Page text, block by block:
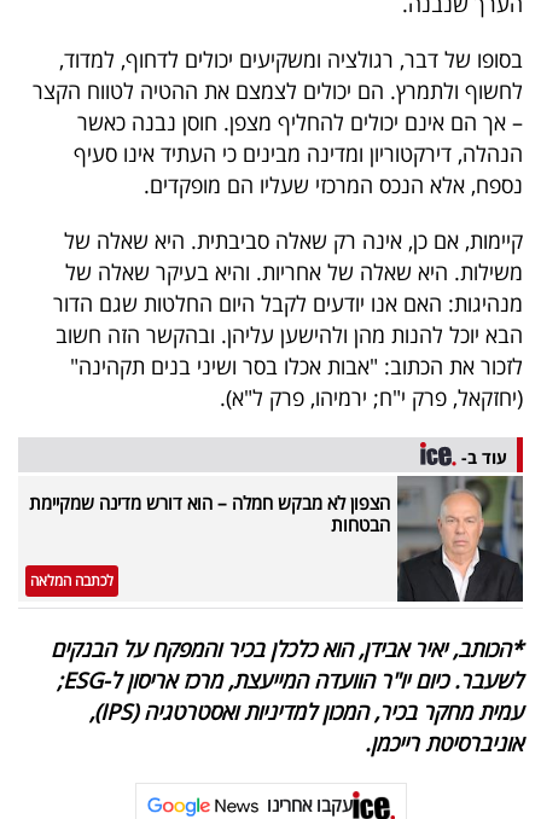
בסופו של דבר, רגולציה ומשקיעים יכולים לדחוף, למדוד,
לחשוף ולתמרץ. הם יכולים לצמצם את ההטיה לטווח הקצר
– אך הם אינם יכולים להחליף מצפן. חוסן נבנה כאשר
הנהלה, דירקטוריון ומדינה מבינים כי העתיד אינו סעיף
נספח, אלא הנכס המרכזי שעליו הם מופקדים.
קיימות, אם כן, אינה רק שאלה סביבתית. היא שאלה של
משילות. היא שאלה של אחריות. והיא בעיקר שאלה של
מנהיגות: האם אנו יודעים לקבל היום החלטות שגם הדור
הבא יוכל להנות מהן ולהישען עליהן. ובהקשר הזה חשוב
לזכור את הכתוב: "אבות אכלו בסר ושיני בנים תקהינה"
(יחזקאל, פרק י"ח; ירמיהו, פרק ל"א).
עוד ב-
הצפון לא מבקש חמלה – הוא דורש מדינה שמקיימת
הבטחות
לכתבה המלאה
*הכותב, יאיר אבידן, הוא כלכלן בכיר והמפקח על הבנקים
לשעבר. כיום יו"ר הוועדה המייעצת, מרכז אריסון ל-ESG
;
עמית מחקר בכיר, המכון למדיניות ואסטרטגיה (IPS
),
אוניברסיטת רייכמן.
עקבו אחרינו